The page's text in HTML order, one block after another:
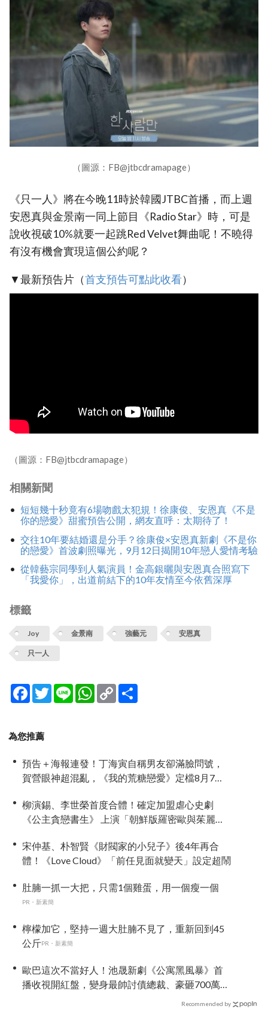
（圖源：FB@jtbcdramapage）
《只一人》將在今晚11時於韓國JTBC首播，而上週
安恩真與金景南一同上節目《Radio Star》時，可是
說收視破10%就要一起跳Red Velvet舞曲呢！不曉得
有沒有機會實現這個公約呢？
▼最新預告片（首支預告可點此收看）
（圖源：FB@jtbcdramapage）
相關新聞
短短幾十秒竟有6場吻戲太犯規！徐康俊、安恩真《不是
你的戀愛》甜蜜預告公開，網友直呼：太期待了！
交往10年要結婚還是分手？徐康俊×安恩真新劇《不是你
的戀愛》首波劇照曝光，9月12日揭開10年戀人愛情考驗
從韓藝宗同學到人氣演員！金高銀曬與安恩真合照寫下
「我愛你」，出道前結下的10年友情至今依舊深厚
標籤
Joy 金景南 強藝元 安恩真
只一人
Facebook
TwitterLine WhatsApp
Copy
Link
為您推薦
預告＋海報連發！丁海寅自稱男友卻滿臉問號，
賀營眼神超混亂，《我的荒糖戀愛》定檔8月7
柳演錫、李世榮首度合體！確定加盟虐心史劇
《公主貪戀書生》 上演「朝鮮版羅密歐與茱麗
宋仲基、朴智賢《財閥家的小兒子》後4年再合
體！《Love Cloud》「前任見面就變天」設定超鬧
肚腩一抓一大把，只需1個雞蛋，用一個瘦一個
PR・新素簡
檸檬加它，堅持一週大肚腩不見了，重新回到45
公斤PR・新素簡
歐巴這次不當好人！池晟新劇《公寓黑風暴》首
播收視開紅盤，變身最帥討債總裁、豪砸700萬娶
Recommended by